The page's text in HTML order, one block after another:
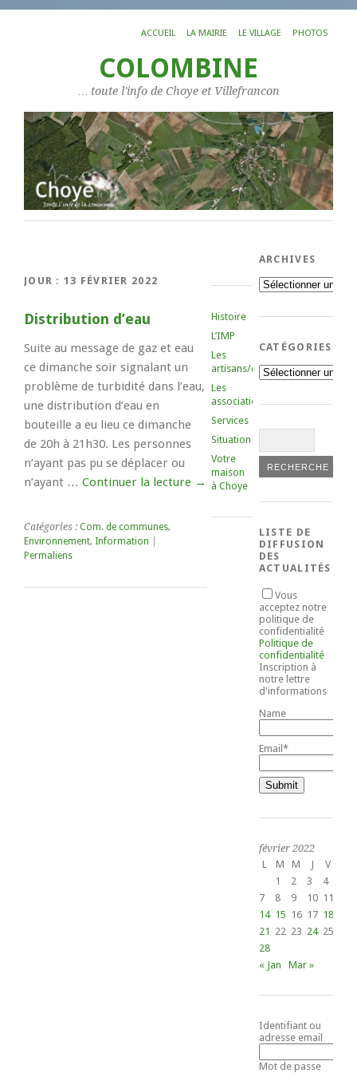
ACCUEIL LA MAIRIE LE VILLAGE PHOTOS
COLOMBINE
… toute l'info de Choye et Villefrancon
JOUR : 13 FÉVRIER 2022
Distribution d’eau
Suite au message de gaz et eau
ce dimanche soir signalant un
problème de turbidité dans l’eau,
une distribution d’eau en
bouteille a eu lieu ce dimanche
de 20h à 21h30. Les personnes
n’ayant pas pu se déplacer ou
n’ayant … Continuer la lecture →
Catégories : Com. de communes,
Environnement, Information
Permaliens
Histoire
L’IMP
Les
artisans/commerçants
Les
associations
Services
Situation
Votre
maison
à Choye
ARCHIVES
Archives
CATÉGORIES
Catégories
LISTE DE
DIFFUSION
DES
ACTUALITÉS
Vous
acceptez notre
politique de
confidentialité
Politique de
confidentialité
Inscription à
notre lettre
d'informations
Name
Email*
février 2022
L
M M J V
1
2 3 4
7
8 9 10 11
14 15 16 17 18
21 22 23 24 25
28
« Jan
Mar »
Identifiant ou
adresse email
Mot de passe